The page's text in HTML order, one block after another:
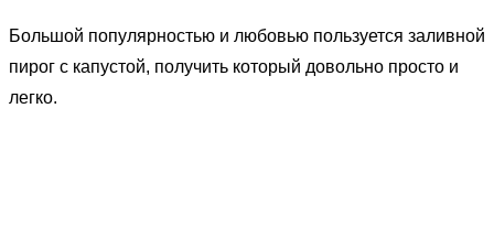
Большой популярностью и любовью пользуется заливной
пирог с капустой, получить который довольно просто и
легко.